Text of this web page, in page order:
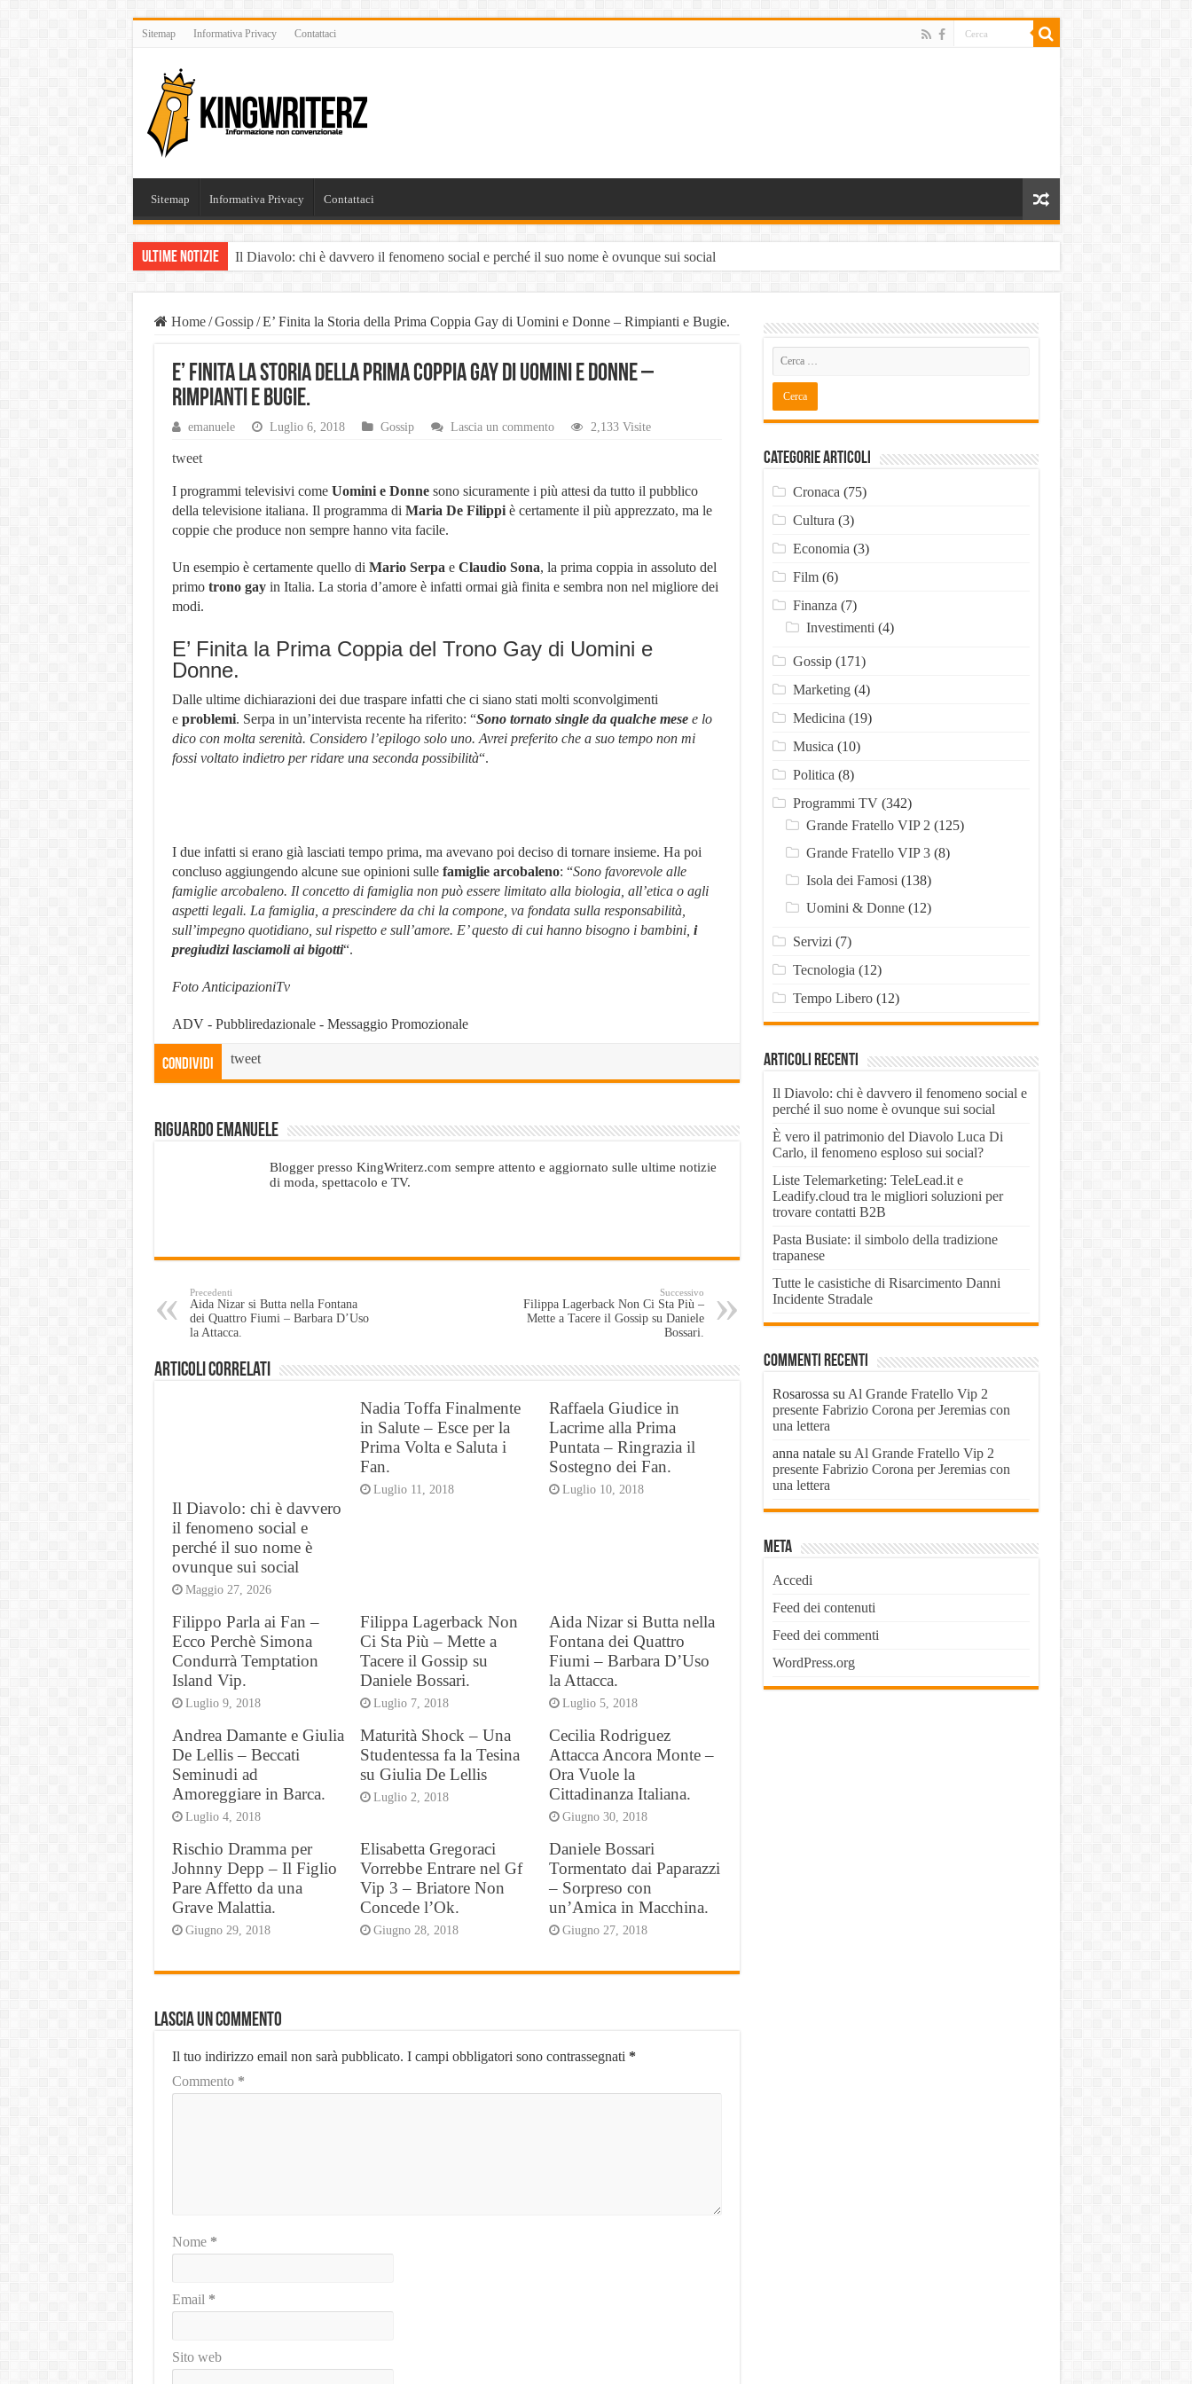
Sitemap Informativa Privacy Contattaci
Sitemap Informativa Privacy Contattaci
Ultime Notizie
Il Diavolo: chi è davvero il fenomeno social e perché il suo nome è ovunque sui social
Liste Telemarketing: TeleLead.it e Leadify.cloud tra le migliori soluzioni per trovare contatti B2B
Tutte le casistiche di Risarcimento Danni Incidente Stradale
Philip Watch uomo, tutti i punti salienti
Derattizzazioni Enna: il piano anti-ratti di Work Services
Villaggio Peschici: Scegli il Villaggio Residence De Sio
Network Marketing Aziende Italiane – Lista Aggiornata 2024
Home / Gossip / E’ Finita la Storia della Prima Coppia Gay di Uomini e Donne – Rimpianti e Bugie.
E’ Finita la Storia della Prima Coppia Gay di Uomini e Donne –
Rimpianti e Bugie.
emanuele Luglio 6, 2018 Gossip Lascia un commento 2,133 Visite
tweet
I programmi televisivi come Uomini e Donne sono sicuramente i più attesi da tutto il pubblico
della televisione italiana. Il programma di Maria De Filippiè certamente il più apprezzato, ma le
coppie che produce non sempre hanno vita facile.
Un esempio è certamente quello di Mario Serpa e Claudio Sona, la prima coppia in assoluto del
primo trono gayin Italia. La storia d’amore è infatti ormai già finita e sembra non nel migliore dei
modi.
E’ Finita la Prima Coppia del Trono Gay di Uomini e
Donne.
Dalle ultime dichiarazioni dei due traspare infatti che ci siano stati molti sconvolgimenti
e problemi. Serpa in un’intervista recente ha riferito: “Sono tornato single da qualche mesee lo
dico con molta serenità. Considero l’epilogo solo uno. Avrei preferito che a suo tempo non mi
fossi voltato indietro per ridare una seconda possibilità“.
I due infatti si erano già lasciati tempo prima, ma avevano poi deciso di tornare insieme. Ha poi
concluso aggiungendo alcune sue opinioni sulle famiglie arcobaleno: “Sono favorevole alle
famiglie arcobaleno. Il concetto di famiglia non può essere limitato alla biologia, all’etica o agli
aspetti legali. La famiglia, a prescindere da chi la compone, va fondata sulla responsabilità,
sull’impegno quotidiano, sul rispetto e sull’amore. E’ questo di cui hanno bisogno i bambini, i
pregiudizi lasciamoli ai bigotti“.
Foto AnticipazioniTv
ADV - Pubbliredazionale - Messaggio Promozionale
Condividi tweet
Riguardo emanuele
Blogger presso KingWriterz.com sempre attento e aggiornato sulle ultime notizie
di moda, spettacolo e TV.
Precedenti
Aida Nizar si Butta nella Fontana
dei Quattro Fiumi – Barbara D’Uso
la Attacca.
Successivo
Filippa Lagerback Non Ci Sta Più –
Mette a Tacere il Gossip su Daniele
Bossari.
Articoli Correlati
Il Diavolo: chi è davvero
il fenomeno social e
perché il suo nome è
ovunque sui social
Maggio 27, 2026
Nadia Toffa Finalmente
in Salute – Esce per la
Prima Volta e Saluta i
Fan.
Luglio 11, 2018
Raffaela Giudice in
Lacrime alla Prima
Puntata – Ringrazia il
Sostegno dei Fan.
Luglio 10, 2018
Filippo Parla ai Fan –
Ecco Perchè Simona
Condurrà Temptation
Island Vip.
Luglio 9, 2018
Filippa Lagerback Non
Ci Sta Più – Mette a
Tacere il Gossip su
Daniele Bossari.
Luglio 7, 2018
Aida Nizar si Butta nella
Fontana dei Quattro
Fiumi – Barbara D’Uso
la Attacca.
Luglio 5, 2018
Andrea Damante e Giulia
De Lellis – Beccati
Seminudi ad
Amoreggiare in Barca.
Luglio 4, 2018
Maturità Shock – Una
Studentessa fa la Tesina
su Giulia De Lellis
Luglio 2, 2018
Cecilia Rodriguez
Attacca Ancora Monte –
Ora Vuole la
Cittadinanza Italiana.
Giugno 30, 2018
Rischio Dramma per
Johnny Depp – Il Figlio
Pare Affetto da una
Grave Malattia.
Giugno 29, 2018
Elisabetta Gregoraci
Vorrebbe Entrare nel Gf
Vip 3 – Briatore Non
Concede l’Ok.
Giugno 28, 2018
Daniele Bossari
Tormentato dai Paparazzi
– Sorpreso con
un’Amica in Macchina.
Giugno 27, 2018
Lascia un commento
Il tuo indirizzo email non sarà pubblicato. I campi obbligatori sono contrassegnati *
Commento *
Nome *
Email *
Sito web
Categorie Articoli
Cronaca (75)
Cultura (3)
Economia (3)
Film(6)
Finanza (7)
Investimenti (4)
Gossip(171)
Marketing(4)
Medicina (19)
Musica (10)
Politica (8)
Programmi TV(342)
Grande Fratello VIP 2 (125)
Grande Fratello VIP 3(8)
Isola dei Famosi (138)
Uomini & Donne(12)
Servizi (7)
Tecnologia (12)
Tempo Libero(12)
Articoli recenti
Il Diavolo: chi è davvero il fenomeno social e
perché il suo nome è ovunque sui social
È vero il patrimonio del Diavolo Luca Di
Carlo, il fenomeno esploso sui social?
Liste Telemarketing: TeleLead.it e
Leadify.cloud tra le migliori soluzioni per
trovare contatti B2B
Pasta Busiate: il simbolo della tradizione
trapanese
Tutte le casistiche di Risarcimento Danni
Incidente Stradale
Commenti recenti
Rosarossa su Al Grande Fratello Vip 2
presente Fabrizio Corona per Jeremias con
una lettera
anna natalesu Al Grande Fratello Vip 2
presente Fabrizio Corona per Jeremias con
una lettera
Meta
Accedi
Feed dei contenuti
Feed dei commenti
WordPress.org